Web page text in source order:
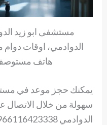
مستشفى ابو زيد
الدوادمي، اوقات
هاتف مستوصف
يمكنك حجز موعد في
سهولة من خلال